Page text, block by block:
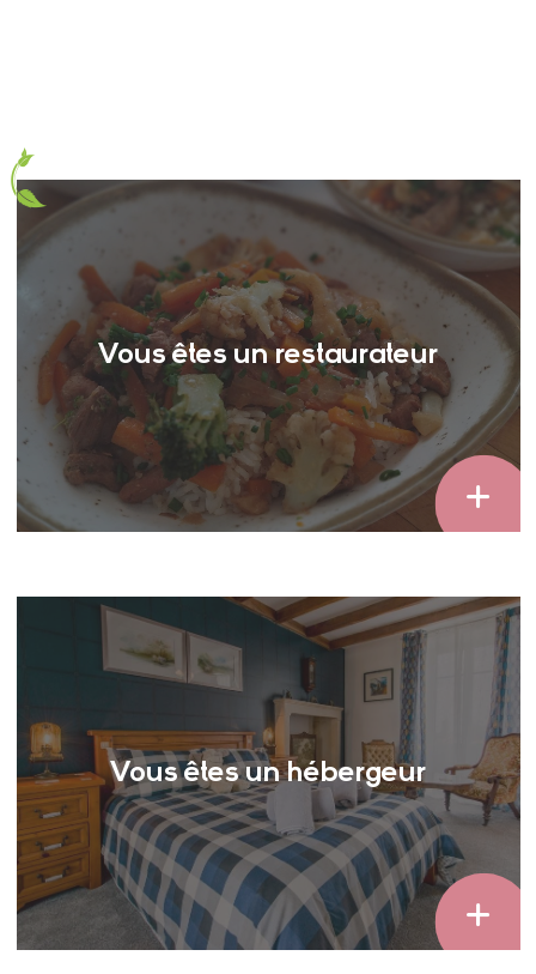
Vous êtes un restaurateur
Vous êtes un hébergeur